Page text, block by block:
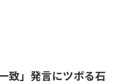
致」発言にツボる石